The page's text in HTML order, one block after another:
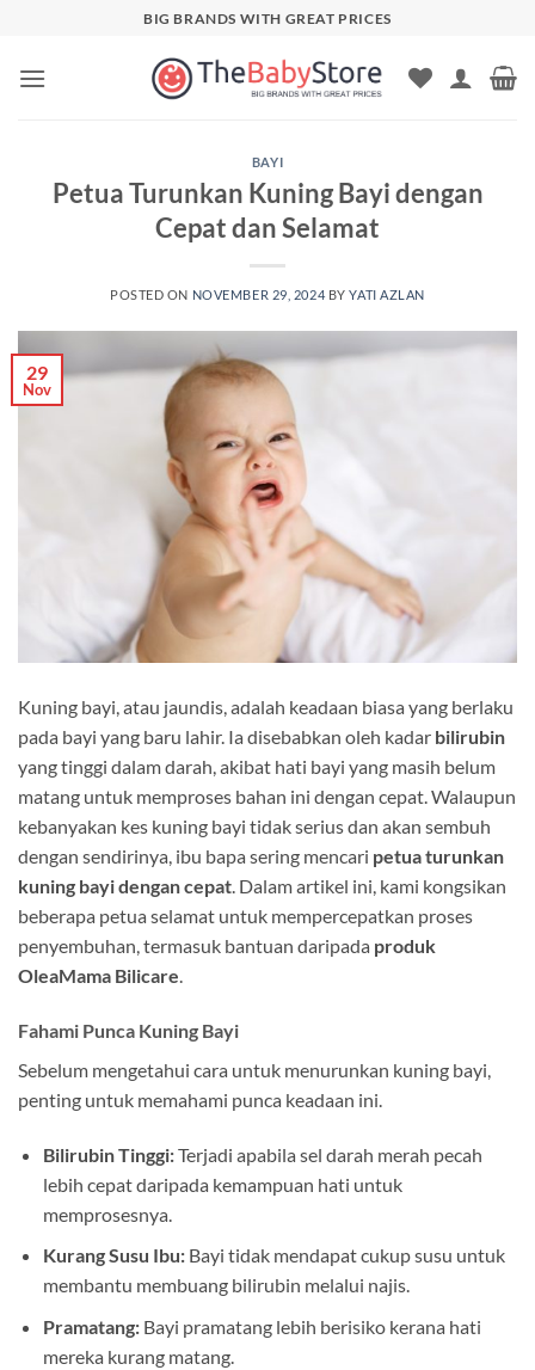
content
BIG BRANDS WITH GREAT PRICES
BAYI
Petua Turunkan Kuning Bayi dengan
Cepat dan Selamat
POSTED ON NOVEMBER 29, 2024 BYYATI AZLAN
29
Nov
Kuning bayi, atau jaundis, adalah keadaan biasa yang berlaku
pada bayi yang baru lahir. Ia disebabkan oleh kadar bilirubin
yang tinggi dalam darah, akibat hati bayi yang masih belum
matang untuk memproses bahan ini dengan cepat. Walaupun
kebanyakan kes kuning bayi tidak serius dan akan sembuh
dengan sendirinya, ibu bapa sering mencari petua turunkan
kuning bayi dengan cepat. Dalam artikel ini, kami kongsikan
beberapa petua selamat untuk mempercepatkan proses
penyembuhan, termasuk bantuan daripada produk
OleaMama Bilicare.
Fahami Punca Kuning Bayi
Sebelum mengetahui cara untuk menurunkan kuning bayi,
penting untuk memahami punca keadaan ini.
Bilirubin Tinggi:Terjadi apabila sel darah merah pecah
lebih cepat daripada kemampuan hati untuk
memprosesnya.
Kurang Susu Ibu:Bayi tidak mendapat cukup susu untuk
membantu membuang bilirubin melalui najis.
Pramatang:Bayi pramatang lebih berisiko kerana hati
mereka kurang matang.